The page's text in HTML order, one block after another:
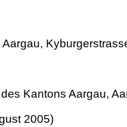
Kantons Aargau,
2005)